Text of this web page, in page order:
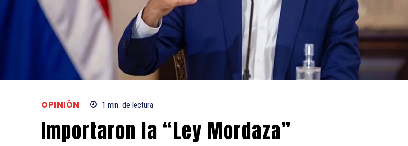
OPINIÓN 1 min. de lectura
Importaron la “Ley Mordaza”